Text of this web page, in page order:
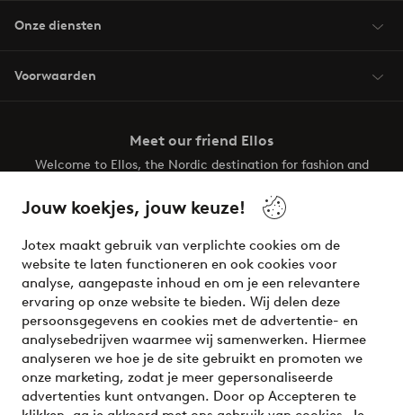
Jouw koekjes, jouw keuze!
Jotex maakt gebruik van verplichte cookies om de
website te laten functioneren en ook cookies voor
analyse, aangepaste inhoud en om je een relevantere
ervaring op onze website te bieden. Wij delen deze
persoonsgegevens en cookies met de advertentie- en
analysebedrijven waarmee wij samenwerken. Hiermee
analyseren we hoe je de site gebruikt en promoten we
onze marketing, zodat je meer gepersonaliseerde
advertenties kunt ontvangen. Door op Accepteren te
Onze diensten
Voorwaarden
Meet our friend Ellos
Welcome to Ellos, the Nordic destination for fashion and
your wardrobe. Your next inspiring look is here!
Veilig betalen - Nu betalen of opsplitsen
Wil je meer weten over onze betaalopties?